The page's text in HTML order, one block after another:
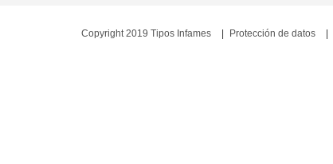
Copyright 2019 Tipos Infames Protección de datos